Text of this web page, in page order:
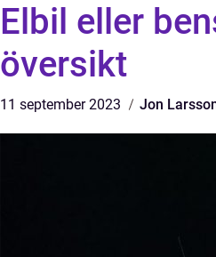
Elbil eller
översikt
11 september 2023 Jon